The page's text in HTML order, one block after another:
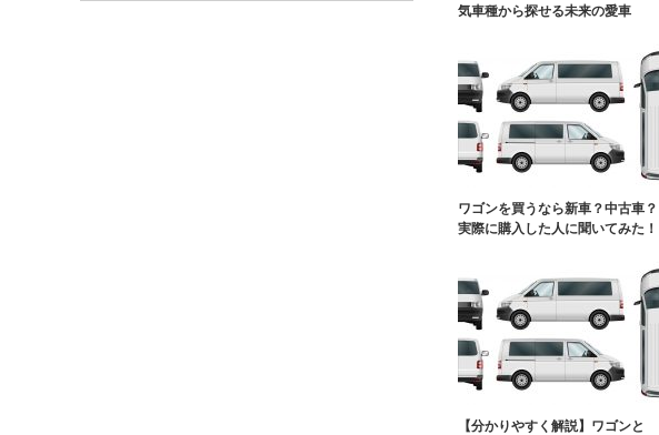
気車種から探せる未来の愛車
ワゴンを買うなら新車？中古車？
実際に購入した人に聞いてみた！
【分かりやすく解説】ワゴンと